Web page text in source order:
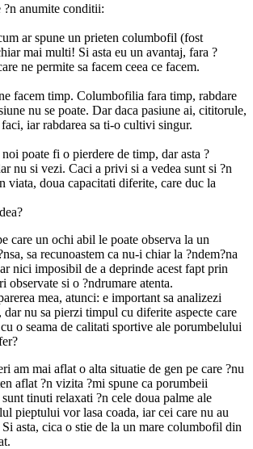
?n anumite conditii:
ar spune un prieten columbofil (fost
mai multi! Si asta eu un avantaj, fara ?
ne permite sa facem ceea ce facem.
facem timp. Columbofilia fara timp, rabdare
nu se poate. Dar daca pasiune ai, cititorule,
iar rabdarea sa ti-o cultivi singur.
poate fi o pierdere de timp, dar asta ?
nu si vezi. Caci a privi si a vedea sunt si ?n
viata, doua capacitati diferite, care duc la
care un ochi abil le poate observa la un
sa recunoastem ca nu-i chiar la ?ndem?na
nici imposibil de a deprinde acest fapt prin
observate si o ?ndrumare atenta.
mea, atunci: e important sa analizezi
nu sa pierzi timpul cu diferite aspecte care
o seama de calitati sportive ale porumbelului
am mai aflat o alta situatie de gen pe care ?nu
aflat ?n vizita ?mi spune ca porumbeii
tinuti relaxati ?n cele doua palme ale
pieptului vor lasa coada, iar cei care nu au
asta, cica o stie de la un mare columbofil din